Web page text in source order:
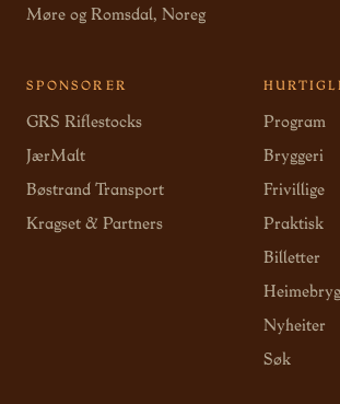
Møre og Romsdal, Noreg
SPONSORER
GRS Riflestocks
JærMalt
Bøstrand Transport
Kragset & Partners
Program
Bryggeri
Frivillige
Praktisk
Billetter
Nyheiter
Søk